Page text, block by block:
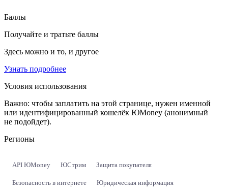
Баллы
Получайте и тратьте баллы
Здесь можно и то, и другое
Узнать подробнее
Условия использования
Важно: чтобы заплатить на этой странице, нужен именной
или идентифицированный кошелёк ЮMoney (анонимный
не подойдет).
Регионы
API ЮMoney ЮСтрим Защита покупателя
Безопасность в интернете Юридическая информация